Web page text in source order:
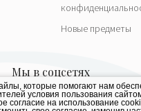
Новые предметы
которые помогают нам
условия пользования
согласие на использование